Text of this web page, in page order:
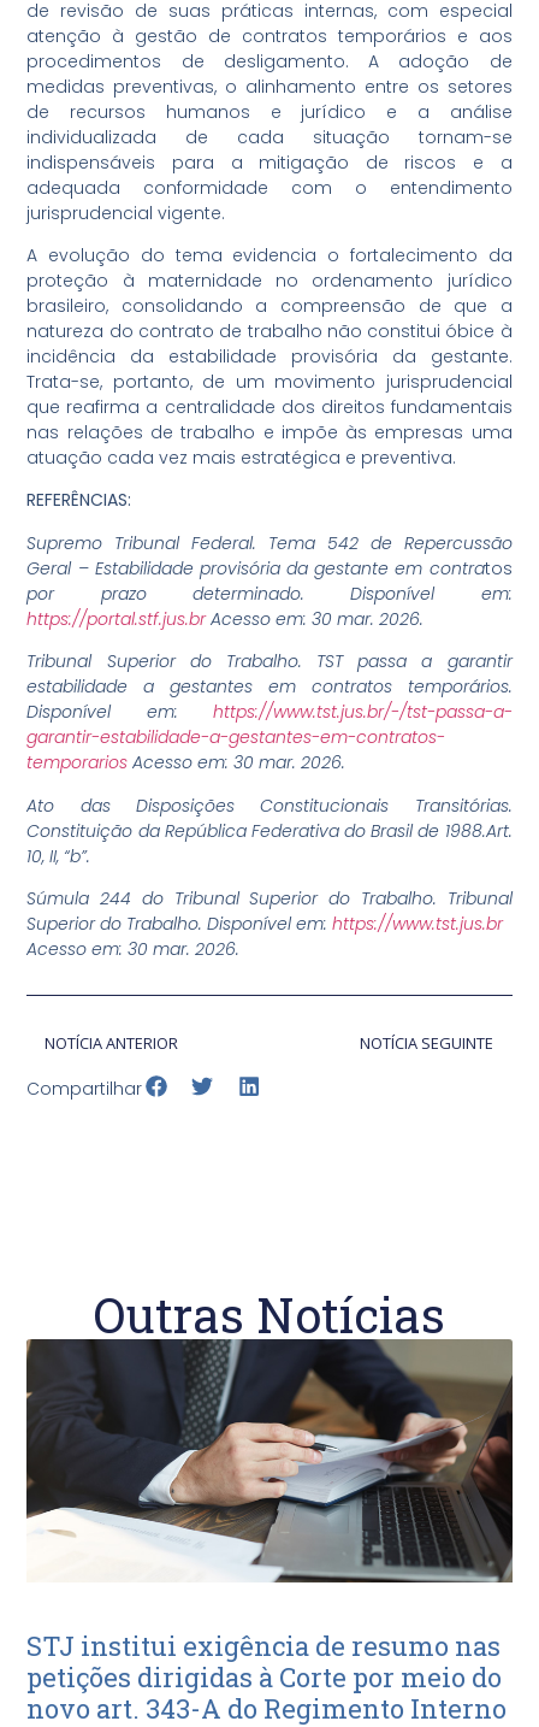
de revisão de suas práticas internas, com especial
atenção à gestão de contratos temporários e aos
procedimentos de desligamento. A adoção de
medidas preventivas, o alinhamento entre os setores
de recursos humanos e jurídico e a análise
individualizada de cada situação tornam-se
indispensáveis para a mitigação de riscos e a
adequada conformidade com o entendimento
jurisprudencial vigente.
A evolução do tema evidencia o fortalecimento da
proteção à maternidade no ordenamento jurídico
brasileiro, consolidando a compreensão de que a
natureza do contrato de trabalho não constitui óbice à
incidência da estabilidade provisória da gestante.
Trata-se, portanto, de um movimento jurisprudencial
que reafirma a centralidade dos direitos fundamentais
nas relações de trabalho e impõe às empresas uma
atuação cada vez mais estratégica e preventiva.
REFERÊNCIAS:
Supremo Tribunal Federal. Tema 542 de Repercussão
Geral – Estabilidade provisória da gestante em contratos
por prazo determinado. Disponível em:
https://portal.stf.jus.brAcesso em: 30 mar. 2026.
Tribunal Superior do Trabalho. TST passa a garantir
estabilidade a gestantes em contratos temporários.
Disponível em:
https://www.tst.jus.br/-/tst-passa-a-
garantir-estabilidade-a-gestantes-em-contratos-
temporarios Acesso em: 30 mar. 2026.
Ato das Disposições Constitucionais Transitórias.
Constituição da República Federativa do Brasil de 1988.Art.
10, II, “b”.
Súmula 244 do Tribunal Superior do Trabalho. Tribunal
Superior do Trabalho. Disponível em:https://www.tst.jus.br
Acesso em: 30 mar. 2026.
NOTÍCIA ANTERIOR NOTÍCIA SEGUINTE
Compartilhar
Outras Notícias
STJ institui exigência de resumo nas
petições dirigidas à Corte por meio do
novo art. 343-A do Regimento Interno